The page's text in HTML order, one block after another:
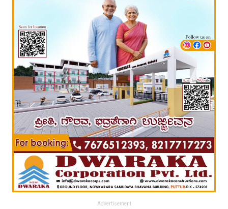
Advertisement